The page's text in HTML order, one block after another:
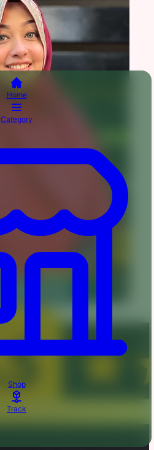
Home
Category
Shop
Track